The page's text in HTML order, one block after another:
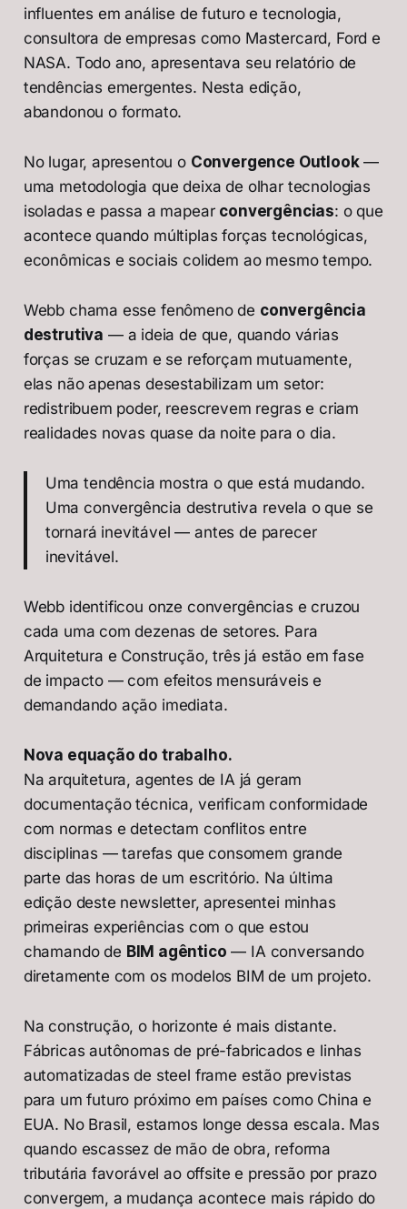
influentes em análise de futuro e tecnologia,
consultora de empresas como Mastercard, Ford e
NASA. Todo ano, apresentava seu relatório de
tendências emergentes. Nesta edição,
abandonou o formato.
No lugar, apresentou o Convergence Outlook—
uma metodologia que deixa de olhar tecnologias
isoladas e passa a mapear convergências: o que
acontece quando múltiplas forças tecnológicas,
econômicas e sociais colidem ao mesmo tempo.
Webb chama esse fenômeno de convergência
destrutiva — a ideia de que, quando várias
forças se cruzam e se reforçam mutuamente,
elas não apenas desestabilizam um setor:
redistribuem poder, reescrevem regras e criam
realidades novas quase da noite para o dia.
Uma tendência mostra o que está mudando.
Uma convergência destrutiva revela o que se
tornará inevitável — antes de parecer
inevitável.
Webb identificou onze convergências e cruzou
cada uma com dezenas de setores. Para
Arquitetura e Construção, três já estão em fase
de impacto — com efeitos mensuráveis e
demandando ação imediata.
Nova equação do trabalho.
Na arquitetura, agentes de IA já geram
documentação técnica, verificam conformidade
com normas e detectam conflitos entre
disciplinas — tarefas que consomem grande
parte das horas de um escritório. Na última
edição deste newsletter, apresentei minhas
primeiras experiências com o que estou
chamando de BIM agêntico — IA conversando
diretamente com os modelos BIM de um projeto.
Na construção, o horizonte é mais distante.
Fábricas autônomas de pré-fabricados e linhas
automatizadas de steel frame estão previstas
para um futuro próximo em países como China e
EUA. No Brasil, estamos longe dessa escala. Mas
quando escassez de mão de obra, reforma
tributária favorável ao offsite e pressão por prazo
convergem, a mudança acontece mais rápido do